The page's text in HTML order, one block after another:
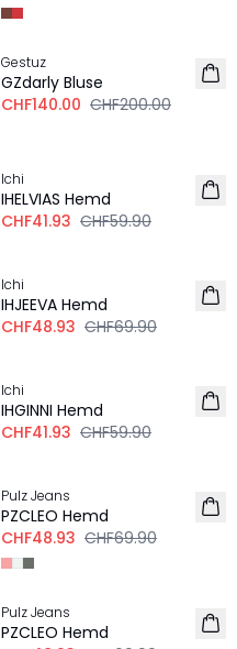
-30%
Gestuz
GZdarly Bluse
CHF140.00 CHF200.00
Ichi
IHELVIAS Hemd
CHF41.93 CHF59.90
Ichi
IHJEEVA Hemd
CHF48.93 CHF69.90
Ichi
IHGINNI Hemd
CHF41.93 CHF59.90
Pulz Jeans
PZCLEO Hemd
CHF48.93 CHF69.90
-30%
Pulz Jeans
PZCLEO Hemd